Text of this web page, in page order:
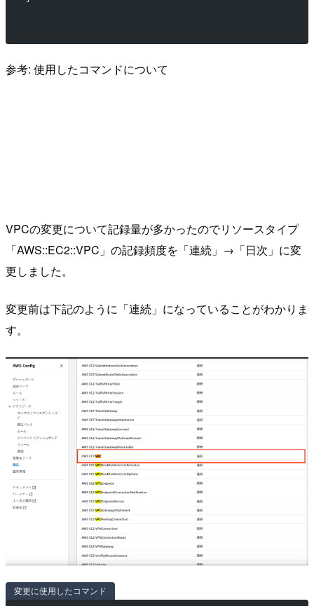
参考: 使用したコマンドについて
VPCの変更について記録量が多かったのでリソースタイプ
「AWS::EC2::VPC」の記録頻度を「連続」→「日次」に変
更しました。
変更前は下記のように「連続」になっていることがわかりま
す。
変更に使用したコマンド